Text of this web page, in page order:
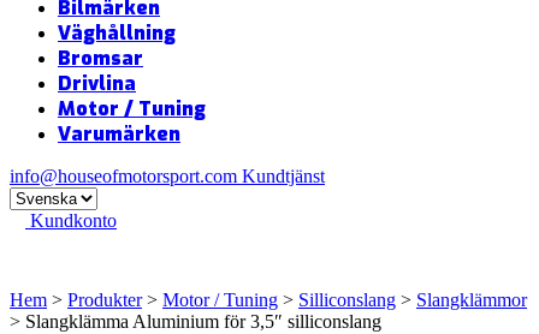
Bilmärken
Väghållning
Bromsar
Drivlina
Motor / Tuning
Varumärken
info@houseofmotorsport.com Kundtjänst
Kundkonto
Hem > Produkter> Motor / Tuning > Silliconslang > Slangklämmor
> Slangklämma Aluminium för 3,5″ silliconslang